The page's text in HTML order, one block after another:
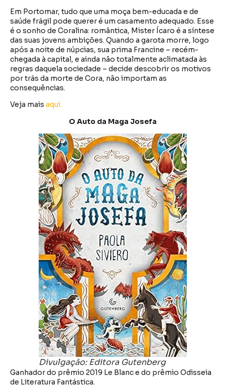
Em Portomar, tudo que uma moça bem-educada e de
saúde frágil pode querer é um casamento adequado. Esse
é o sonho de Coralina: romântica, Mister Ícaro é a síntese
das suas jovens ambições. Quando a garota morre, logo
após a noite de núpcias, sua prima Francine – recém-
chegada à capital, e ainda não totalmente aclimatada às
regras daquela sociedade – decide descobrir os motivos
por trás da morte de Cora, não importam as
consequências.
Veja mais aqui.
O Auto da Maga Josefa
Divulgação: Editora Gutenberg
Ganhador do prêmio 2019 Le Blanc e do prêmio Odisseia
de Literatura Fantástica.